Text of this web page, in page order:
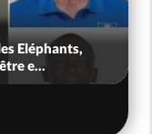
Eléphants,
e...